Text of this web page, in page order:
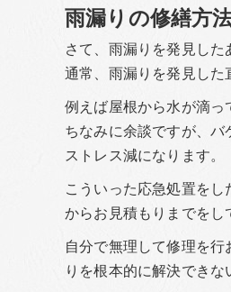
雨漏りの修繕方
さて、雨漏りを発見した
通常、雨漏りを発見した
例えば屋根から水が滴っ
ちなみに余談ですが、
ストレス減になります。
こういった応急処置を
からお見積もりまでをし
自分で無理して修理を
りを根本的に解決できな